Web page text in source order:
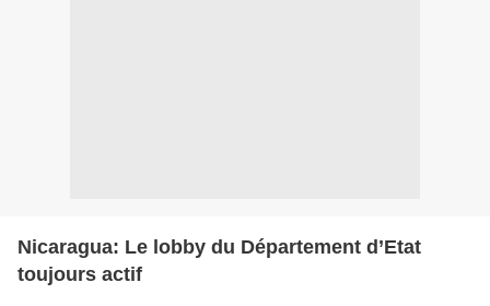
Nicaragua: Le lobby du Département d’Etat
toujours actif